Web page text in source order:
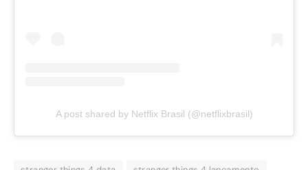
A post shared by Netflix Brasil (@netflixbrasil)